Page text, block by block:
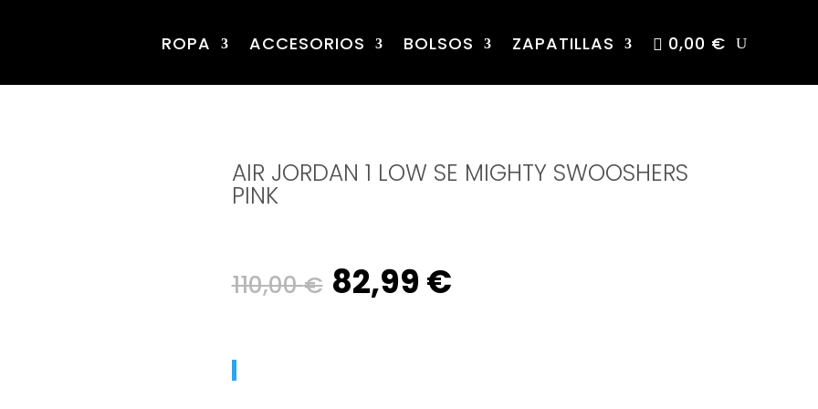
ROPA ACCESORIOS BOLSOS ZAPATILLAS 0,00 €
AIR JORDAN 1 LOW SE MIGHTY SWOOSHERS
PINK
110,00€ Original
82,99 €Current